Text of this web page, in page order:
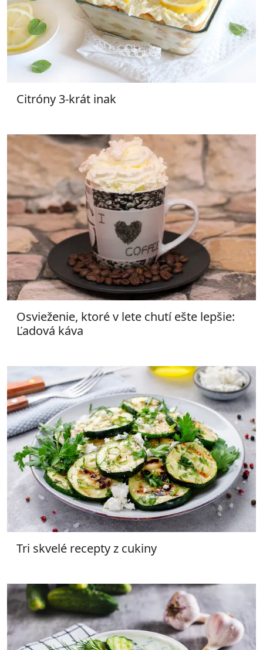
Citróny 3-krát inak
Osvieženie, ktoré v lete chutí ešte lepšie:
Ľadová káva
Tri skvelé recepty z cukiny